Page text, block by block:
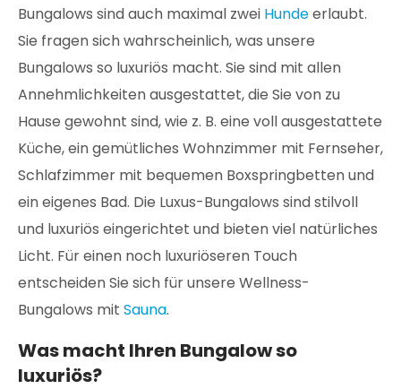
Bungalows sind auch maximal zwei Hundeerlaubt.
Sie fragen sich wahrscheinlich, was unsere
Bungalows so luxuriös macht. Sie sind mit allen
Annehmlichkeiten ausgestattet, die Sie von zu
Hause gewohnt sind, wie z. B. eine voll ausgestattete
Küche, ein gemütliches Wohnzimmer mit Fernseher,
Schlafzimmer mit bequemen Boxspringbetten und
ein eigenes Bad. Die Luxus-Bungalows sind stilvoll
und luxuriös eingerichtet und bieten viel natürliches
Licht. Für einen noch luxuriöseren Touch
entscheiden Sie sich für unsere Wellness-
Bungalows mit Sauna.
Was macht Ihren Bungalow so
luxuriös?